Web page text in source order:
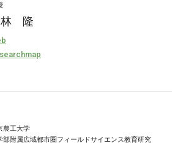
林 隆
農工大学
部附属広域都市圏フィールドサイエンス教育研究